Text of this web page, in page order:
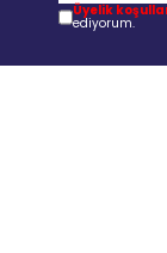
Üyelik
ediyorum.